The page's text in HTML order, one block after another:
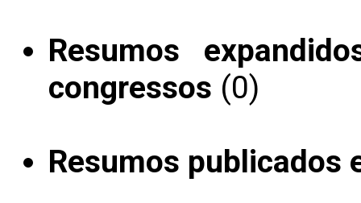
Resumos
congressos (0)
Resumos publicados